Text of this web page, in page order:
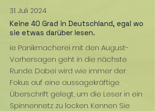
31. Juli 2024
Keine 40 Grad in Deutschland, egal wo
sie etwas darüber lesen.
ie Panikmacherei mit den August-
Vorhersagen geht in die nächste
Runde. Dabei wird wie immer der
Fokus auf eine aussagekräftige
Überschrift gelegt, um die Leser in ein
Spinnennetz zu locken. Kennen Sie